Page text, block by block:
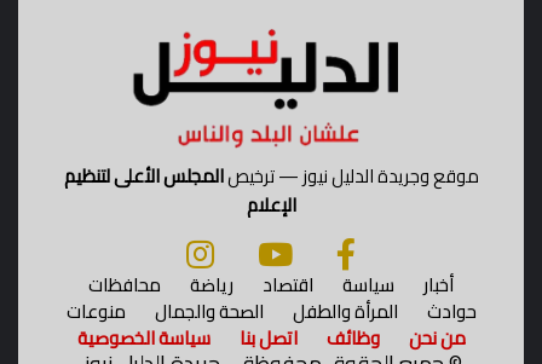
موقع وجريدة الدليل نيوز — ترخيصالمجلس الأعلى لتنظيم
الإعلام
أخبار سياسة اقتصاد رياضة محافظات
حوادث المرأة والطفل الصحة والجمال منوعات
من نحن وظائف اتصل بنا سياسة الخصوصية